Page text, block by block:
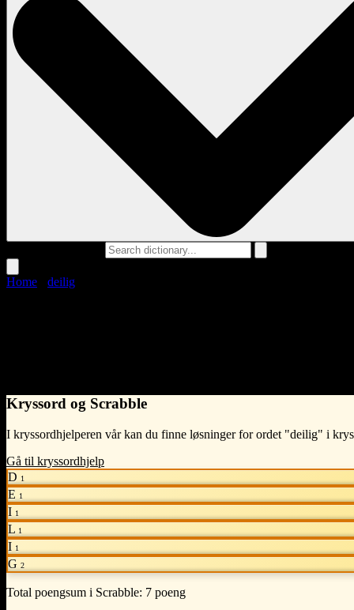
Home deilig
Kryssord og Scrabble
I kryssordhjelperen vår kan du finne løsninger for ordet "deilig" i
Gå til kryssordhjelp
D 1
E 1
I 1
L 1
I 1
G 2
Total poengsum i Scrabble: 7 poeng